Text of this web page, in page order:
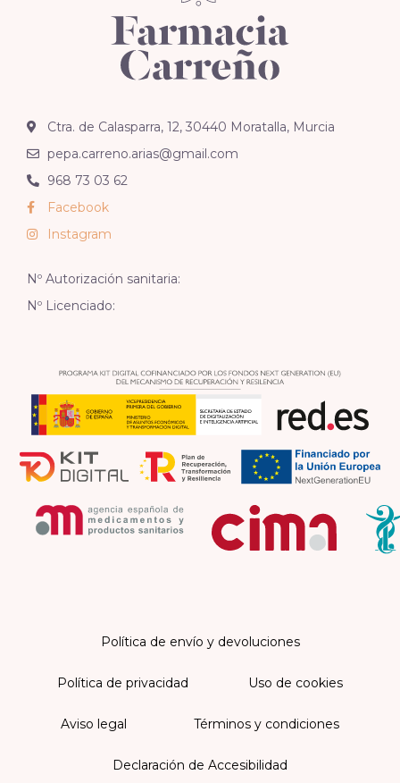
Ctra. de Calasparra, 12, 30440 Moratalla, Murcia
pepa.carreno.arias@gmail.com
968 73 03 62
Facebook
Instagram
Nº Autorización sanitaria:
Nº Licenciado:
Política de envío y devoluciones
Política de privacidad Uso de cookies
Aviso legal Términos y condiciones
Declaración de Accesibilidad